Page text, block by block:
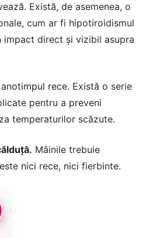
Există, de asemenea, o
cum ar fi hipotiroidismul
impact direct și vizibil asupra
rece. Există o serie
pentru a preveni
temperaturilor scăzute.
Mâinile trebuie
nici rece, nici fierbinte.